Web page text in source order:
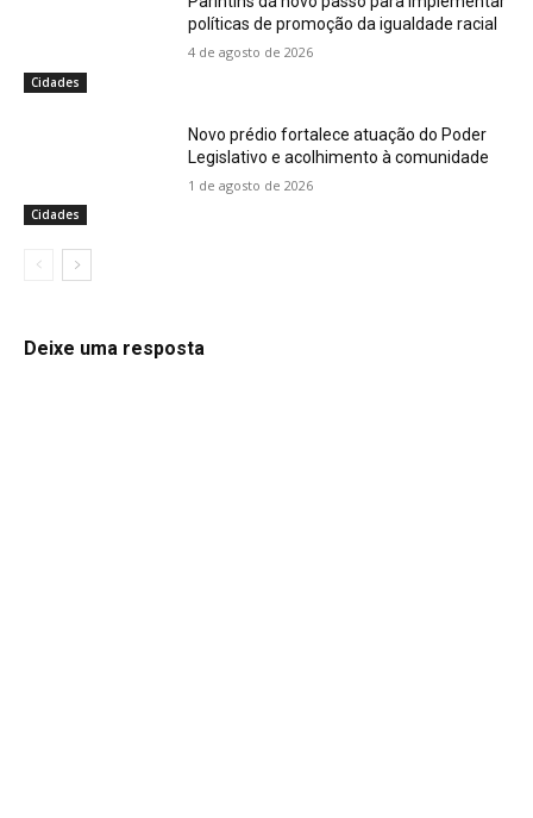
Cidades
políticas de promoção da igualdade racial
4 de agosto de 2026
Cidades
Novo prédio fortalece atuação do Poder
Legislativo e acolhimento à comunidade
1 de agosto de 2026
Deixe uma resposta